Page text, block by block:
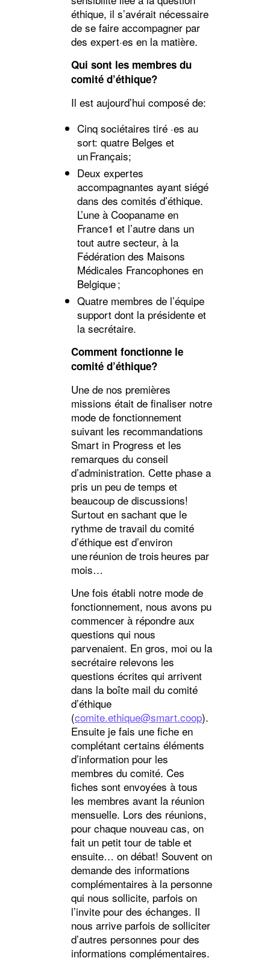
éthique, il s’avérait nécessaire
de se faire accompagner par
des expert·es en la matière.
Qui sont les membres du
comité d’éthique?
Il est aujourd’hui composé de:
Cinq sociétaires tiré ·es au
sort: quatre Belges et
un Français;
Deux expertes
accompagnantes ayant siégé
dans des comités d’éthique.
L’une à Coopaname en
France1 et l’autre dans un
tout autre secteur, à la
Fédération des Maisons
Médicales Francophones en
Belgique ;
Quatre membres de l’équipe
support dont la présidente et
la secrétaire.
Comment fonctionne le
comité d’éthique?
Une de nos premières
missions était de finaliser notre
mode de fonctionnement
suivant les recommandations
Smart in Progress et les
remarques du conseil
d’administration. Cette phase a
pris un peu de temps et
beaucoup de discussions!
Surtout en sachant que le
rythme de travail du comité
d’éthique est d’environ
une réunion de trois heures par
mois…
Une fois établi notre mode de
fonctionnement, nous avons pu
commencer à répondre aux
questions qui nous
parvenaient. En gros, moi ou la
secrétaire relevons les
questions écrites qui arrivent
dans la boîte mail du comité
d’éthique
(comite.ethique@smart.coop).
Ensuite je fais une fiche en
complétant certains éléments
d’information pour les
membres du comité. Ces
fiches sont envoyées à tous
les membres avant la réunion
mensuelle. Lors des réunions,
pour chaque nouveau cas, on
fait un petit tour de table et
ensuite… on débat! Souvent on
demande des informations
complémentaires à la personne
qui nous sollicite, parfois on
l’invite pour des échanges. Il
nous arrive parfois de solliciter
d’autres personnes pour des
informations complémentaires.